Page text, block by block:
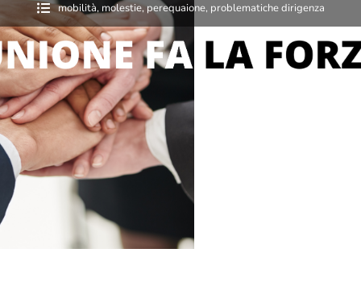
mobilità, molestie, perequaione, problematiche dirigenza